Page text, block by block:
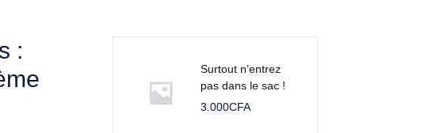
:
Surtout n’entrez
pas dans le sac !
3.000CFA